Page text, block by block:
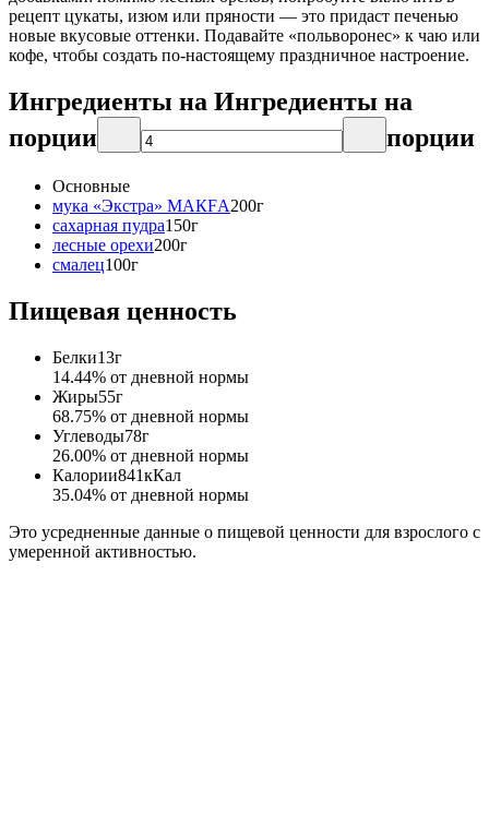
рецепт цукаты, изюм или пряности — это придаст печенью
новые вкусовые оттенки. Подавайте «польворонес» к чаю или
кофе, чтобы создать по-настоящему праздничное настроение.
Ингредиенты на Ингредиенты на
порции
порции
Основные
мука «Экстра» МАКFА200г
сахарная пудра150г
лесные орехи200г
смалец100г
Пищевая ценность
Белки13г
14.44% от дневной нормы
Жиры55г
68.75% от дневной нормы
Углеводы78г
26.00% от дневной нормы
Калории841кКал
35.04% от дневной нормы
Это усредненные данные о пищевой ценности для взрослого с
умеренной активностью.